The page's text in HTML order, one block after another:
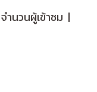
ำนวนผู้เข้าชม |